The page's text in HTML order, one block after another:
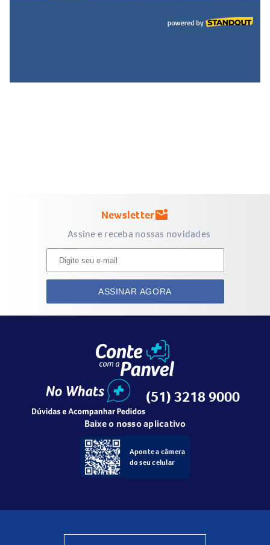
Newslettermark_email_unread
Assine e receba nossas novidades
ASSINAR AGORA
(51) 3218 9000
Baixe o nosso aplicativo
Aponte a câmera
do seu celular